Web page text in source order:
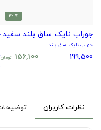
% 22
جوراب نایک ساق بلند سفید
جوراب نایک ساق بلند
199,500
156,100 تومان
نظرات کاربران